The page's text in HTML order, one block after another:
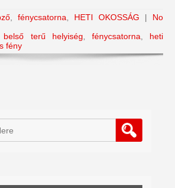
fénycsatorna HETI OKOSSÁG | No
belső terű helyiség fénycsatorna
heti
fény